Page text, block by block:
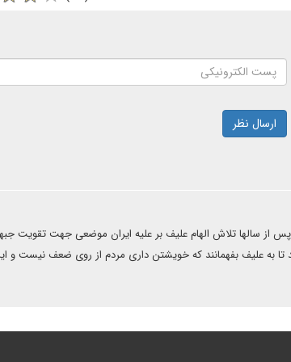
ارسال نظر
از سالها تلاش الهام علیف بر علیه ایران موضعی جهت تقویت
به علیف بفهمانند که خویشتن داری مردم از روی ضعف نیست و